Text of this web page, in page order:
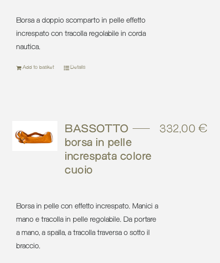
Borsa a doppio scomparto in pelle effetto
increspato con tracolla regolabile in corda
nautica.
Add to basket Details
BASSOTTO –
borsa in pelle
increspata colore
cuoio
332,00€
Borsa in pelle con effetto increspato. Manici a
mano e tracolla in pelle regolabile. Da portare
a mano, a spalla, a tracolla traversa o sotto il
braccio.